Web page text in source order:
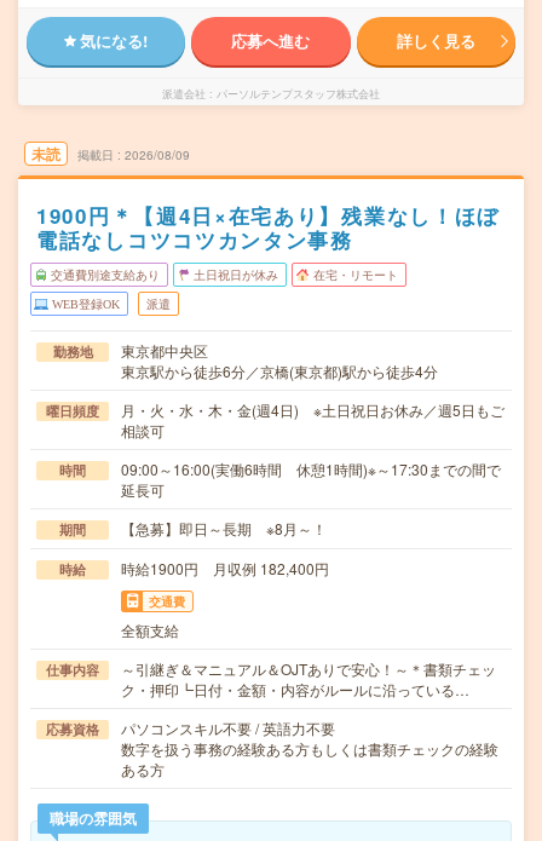
気になる! 応募へ進む 詳しく見る
派遣会社 パーソルテンプスタッフ株式会社
未読 掲載日 2026/08/09
1900円＊【週4日×在宅あり】残業なし！ほぼ
電話なしコツコツカンタン事務
交通費別途支給あり 土日祝日が休み 在宅・リモート
WEB登録OK 派遣
勤務地
東京都中央区
東京駅から徒歩6分／京橋(東京都)駅から徒歩4分
曜日頻度
月・火・水・木・金(週4日) ※土日祝日お休み／週5日もご
相談可
時間
09:00～16:00(実働6時間 休憩1時間)※～17:30までの間で
延長可
期間 【急募】即日～長期 ※8月～！
時給 時給1900円 月収例 182,400円
交通費
全額支給
仕事内容
～引継ぎ＆マニュアル＆OJTありで安心！～＊書類チェッ
ク・押印┗日付・金額・内容がルールに沿っている…
応募資格
パソコンスキル不要 / 英語力不要
数字を扱う事務の経験ある方もしくは書類チェックの経験
ある方
職場の雰囲気